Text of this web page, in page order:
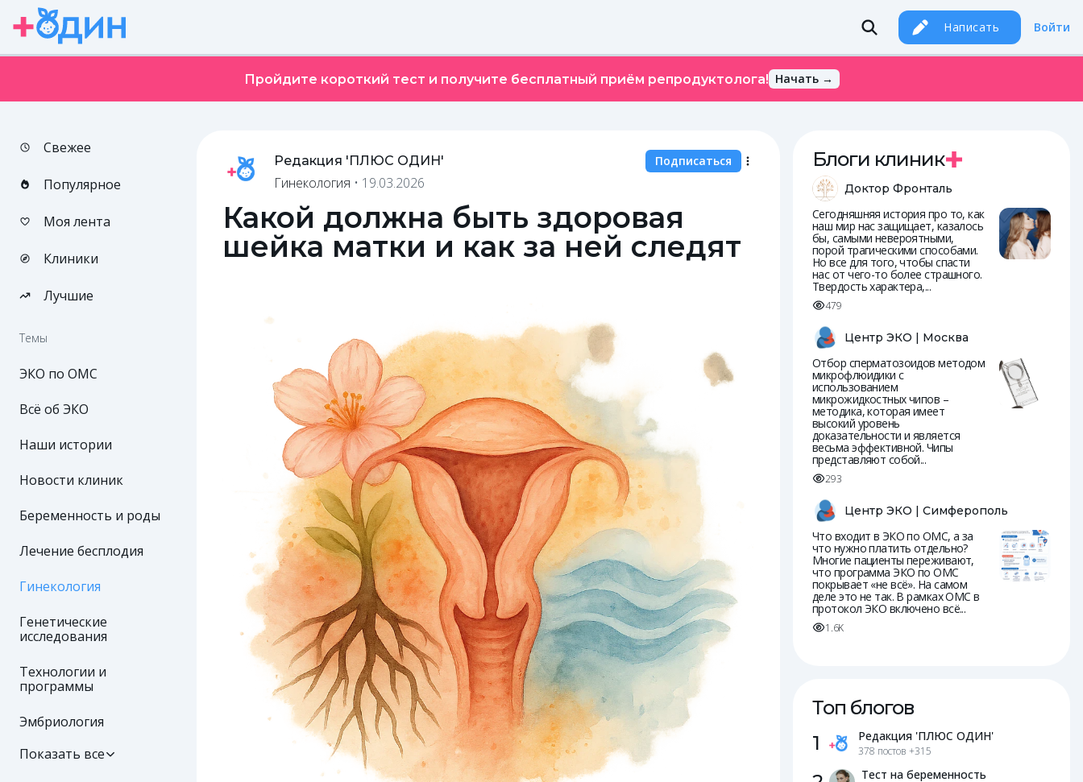
Написать Войти
Пройдите короткий тест и получите бесплатный приём репродуктолога! Начать →
Свежее
Популярное
Моя лента
Клиники
Лучшие
Темы
ЭКО по ОМС
Всё об ЭКО
Наши истории
Новости клиник
Беременность и роды
Лечение бесплодия
Гинекология
Генетические
исследования
Технологии и
программы
Эмбриология
Показать все
Редакция 'ПЛЮС ОДИН' Подписаться
Гинекология • 19.03.2026
Какой должна быть здоровая
шейка матки и как за ней следят
Блоги клиник
Доктор Фронталь
Сегодняшняя история про то, как
наш мир нас защищает, казалось
бы, самыми невероятными,
порой трагическими способами.
Но все для того, чтобы спасти
нас от чего-то более страшного.
Твердость характера,...
479
Центр ЭКО | Москва
Отбор сперматозоидов методом
микрофлюидики с
использованием
микрожидкостных чипов –
методика, которая имеет
высокий уровень
доказательности и является
весьма эффективной. Чипы
представляют собой...
293
Центр ЭКО | Симферополь
Что входит в ЭКО по ОМС, а за
что нужно платить отдельно?
Многие пациенты переживают,
что программа ЭКО по ОМС
покрывает «не всё». На самом
деле это не так. В рамках ОМС в
протокол ЭКО включено всё...
1.6K
Топ блогов
1
Редакция 'ПЛЮС ОДИН'
378 постов+315
Тест на беременность